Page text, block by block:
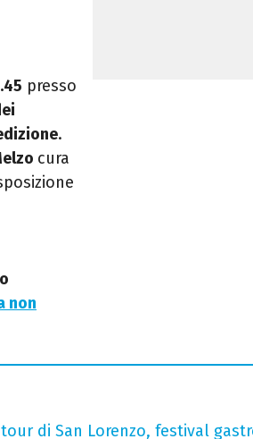
presso
.
cura
non
di San Lorenzo, festival